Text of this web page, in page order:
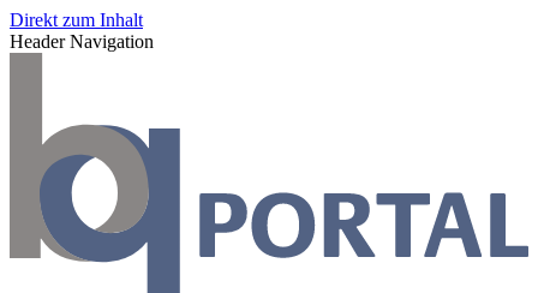
Direkt zum Inhalt
Header Navigation